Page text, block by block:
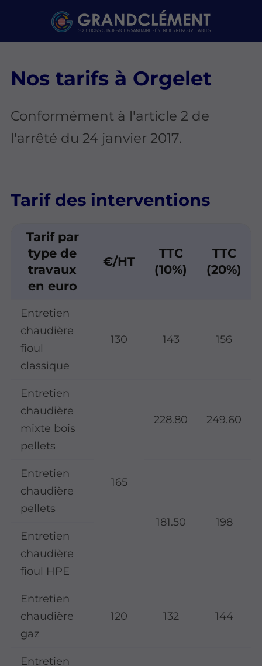
Nos tarifs à Orgelet
Conformément à l'article 2 de
l'arrêté du 24 janvier 2017.
Tarif des interventions
Tarif par
type de
travaux
en euro
€/HT
TTC
(10%)
TTC
(20%)
Entretien
chaudière
fioul
classique
130 143 156
Entretien
chaudière
mixte bois
pellets
165
228.80 249.60
Entretien
chaudière
pellets
181.50
198
Entretien
chaudière
fioul HPE
Entretien
chaudière
gaz
120 132 144
Entretien